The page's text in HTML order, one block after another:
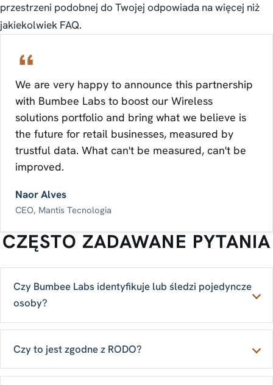
przestrzeni podobnej do Twojej odpowiada na więcej niż
jakiekolwiek FAQ.
We are very happy to announce this partnership
with Bumbee Labs to boost our Wireless
solutions portfolio and bring what we believe is
the future for retail businesses, measured by
trustful data. What can't be measured, can't be
improved.
Naor Alves
CEO, Mantis Tecnologia
CZĘSTO ZADAWANE PYTANIA
Czy Bumbee Labs identyfikuje lub śledzi pojedyncze
osoby?
Czy to jest zgodne z RODO?